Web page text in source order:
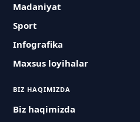
Madaniyat
Sport
Infografika
Maxsus loyihalar
BIZ HAQIMIZDA
Biz haqimizda